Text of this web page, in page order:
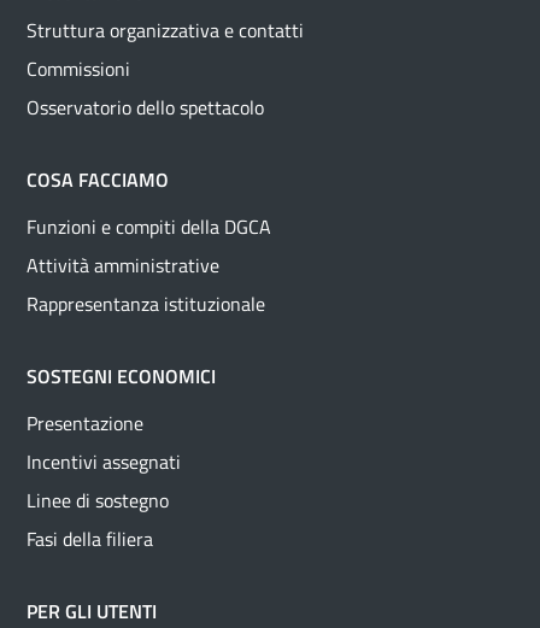
Struttura organizzativa e contatti
Commissioni
Osservatorio dello spettacolo
COSA FACCIAMO
Funzioni e compiti della DGCA
Attività amministrative
Rappresentanza istituzionale
SOSTEGNI ECONOMICI
Presentazione
Incentivi assegnati
Linee di sostegno
Fasi della filiera
PER GLI UTENTI